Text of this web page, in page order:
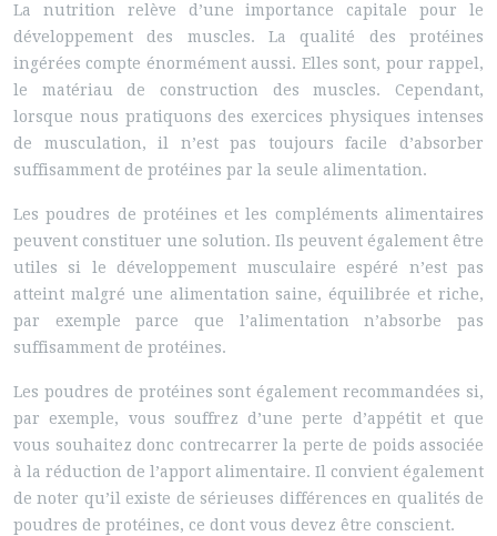
La nutrition relève d’une importance capitale pour le
développement des muscles. La qualité des protéines
ingérées compte énormément aussi. Elles sont, pour rappel,
le matériau de construction des muscles. Cependant,
lorsque nous pratiquons des exercices physiques intenses
de musculation, il n’est pas toujours facile d’absorber
suffisamment de protéines par la seule alimentation.
Les poudres de protéines et les compléments alimentaires
peuvent constituer une solution. Ils peuvent également être
utiles si le développement musculaire espéré n’est pas
atteint malgré une alimentation saine, équilibrée et riche,
par exemple parce que l’alimentation n’absorbe pas
suffisamment de protéines.
Les poudres de protéines sont également recommandées si,
par exemple, vous souffrez d’une perte d’appétit et que
vous souhaitez donc contrecarrer la perte de poids associée
à la réduction de l’apport alimentaire. Il convient également
de noter qu’il existe de sérieuses différences en qualités de
poudres de protéines, ce dont vous devez être conscient.